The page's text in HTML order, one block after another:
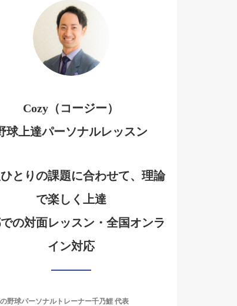
Cozy（コージー）
球上達パーソナルレッスン
とりの課題に合わせて、理論
で楽しく上達
の対面レッスン・全国オンラ
イン対応
野球パーソナルトレーナー千乃鯉 代表